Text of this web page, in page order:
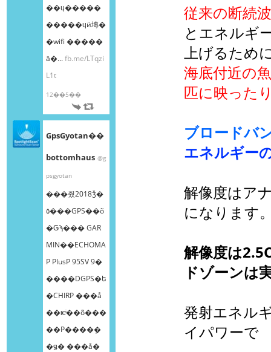
��ɥ�����
�����ɥӥ塼�
�wifi �����
ä�...fb.me/LTqzi
L1t
12��5��
GpsGyotan��
bottomhaus @g
psgyotan
���줬2018ǯ�
٥���GPS��õ
�Ǥϡ��� GAR
MIN��ECHOMA
P PlusP 95SV 9�
����DGPS�ե
�CHIRP ���å
��ѥͥ��õ���
��Ρ����ܸ�
�ǥ� ���å�
従来の断続
とエネルギ
上げるため
海底付近の
匹に映った
ブロードバ
エネルギー
解像度はア
になります
解像度は
ドゾーンは
発射エネル
イパワーで